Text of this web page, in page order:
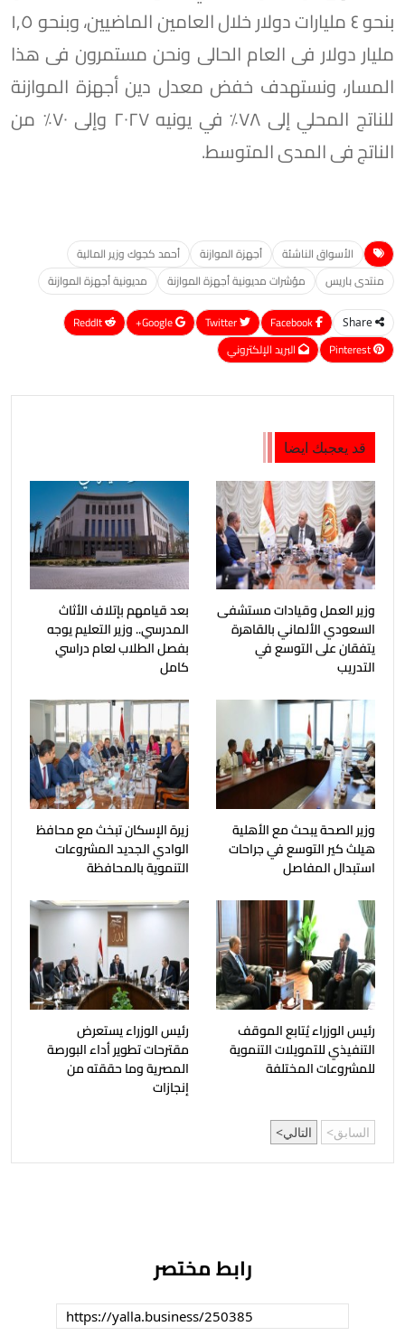
بنحو ٤ مليارات دولار خلال العامين الماضيين، وبنحو ١,٥
مليار دولار فى العام الحالى ونحن مستمرون فى هذا
المسار، ونستهدف خفض معدل دين أجهزة الموازنة
للناتج المحلي إلى ٧٨٪ في يونيه ٢٠٢٧ وإلى ٧٠٪؜ من
الناتج فى المدى المتوسط.
الأسواق الناشئة أجهزة الموازنة
أحمد كجوك وزير المالية
منتدى باريس
مؤشرات مديونية أجهزة الموازنة مديونية أجهزة الموازنة
Share
Google+
ReddIt
Pinterest
البريد الإلكتروني
قد يعجبك ايضا
وزير العمل وقيادات مستشفى
السعودي الألماني بالقاهرة
يتفقان على التوسع في
التدريب
بعد قيامهم بإتلاف الأثاث
المدرسي.. وزير التعليم يوجه
بفصل الطلاب لعام دراسي
كامل
وزير الصحة يبحث مع الأهلية
هيلث كير التوسع في جراحات
استبدال المفاصل
زيرة الإسكان تبخث مع محافظ
الوادي الجديد المشروعات
التنموية بالمحافظة
رئيس الوزراء يُتابع الموقف
التنفيذي للتمويلات التنموية
للمشروعات المختلفة
رئيس الوزراء يستعرض
مقترحات تطوير أداء البورصة
المصرية وما حققته من
إنجازات
السابق التالي
رابط مختصر